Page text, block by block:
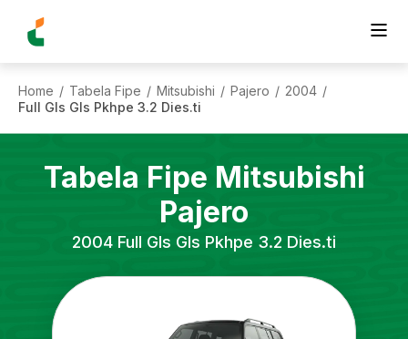
Home / Tabela Fipe / Mitsubishi / Pajero / 2004 /
Full Gls Gls Pkhpe 3.2 Dies.ti
Tabela Fipe Mitsubishi
Pajero
2004 Full Gls Gls Pkhpe 3.2 Dies.ti